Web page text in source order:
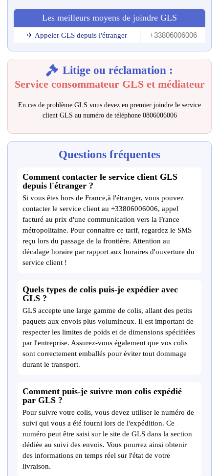
Les meilleurs moyens de joindre GLS
✈ Appeler GLS depuis l'étranger +33806006006
Litige ou réclamation :
Service consommateur GLS et médiateur
En cas de problème GLS vous devez en premier joindre le service
client GLS au numéro de téléphone 0806006006
Questions fréquentes
Comment contacter le service client GLS
depuis l'étranger ?
Si vous êtes hors de France,à l'étranger, vous pouvez
contacter le service client au +33806006006, appel
facturé au prix d'une communication vers la France
métropolitaine. Pour connaitre ce tarif, regardez le SMS
reçu lors du passage de la frontière. Attention au
décalage horaire par rapport aux horaires d'ouverture du
service client !
Quels types de colis puis-je expédier avec
GLS ?
GLS accepte une large gamme de colis, allant des petits
paquets aux envois plus volumineux. Il est important de
respecter les limites de poids et de dimensions spécifiées
par l'entreprise. Assurez-vous également que vos colis
sont correctement emballés pour éviter tout dommage
durant le transport.
Comment puis-je suivre mon colis expédié
par GLS ?
Pour suivre votre colis, vous devez utiliser le numéro de
suivi qui vous a été fourni lors de l'expédition. Ce
numéro peut être saisi sur le site de GLS dans la section
dédiée au suivi des envois. Vous pourrez ainsi obtenir
des informations en temps réel sur l'état de votre
livraison.